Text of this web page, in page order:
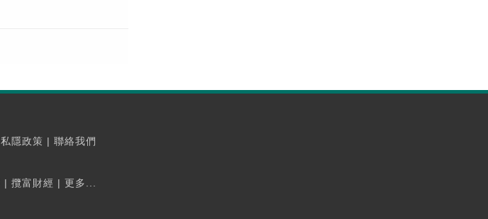
私隱政策 | 聯絡我們
| 攬富財經 | 更多...